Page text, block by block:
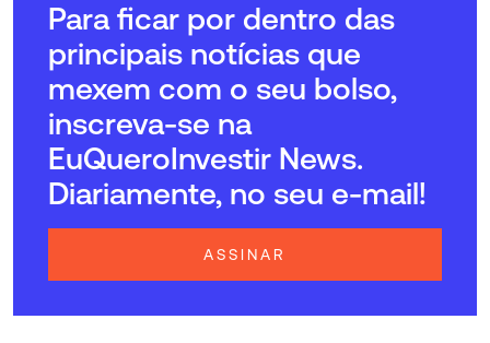
Para ficar por dentro das
principais notícias que
mexem com o seu bolso,
inscreva-se na
EuQueroInvestir News.
Diariamente, no seu e-mail!
ASSINAR